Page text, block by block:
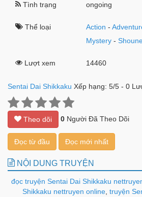
Tình trạng ongoing
Thể loại Action -
Mystery -
Lượt xem 14460
Sentai Dai Shikkaku Xếp hạng: 5/5 - 0
Theo dõi 0 Người Đã Theo Dõi
Đọc từ đầu Đọc mới nhất
NỘI DUNG TRUYỆN
đọc truyện Sentai Dai Shikkaku
Shikkaku nettruyen online truyện